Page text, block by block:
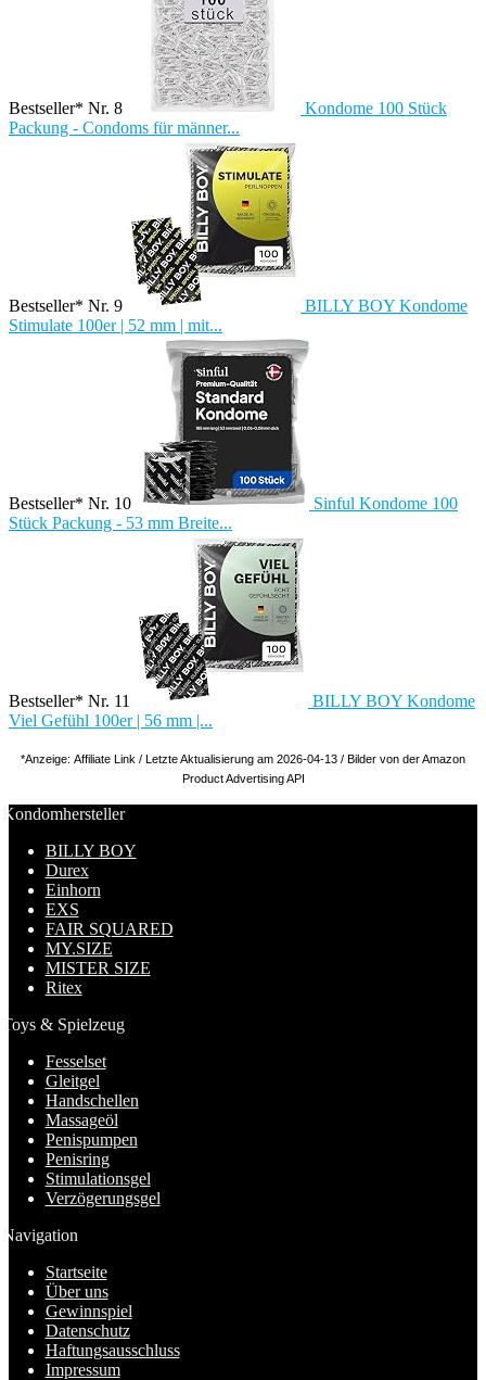
Bestseller* Nr. 8
Kondome 100 Stück
Packung - Condoms für männer...
Bestseller* Nr. 9
BILLY BOY Kondome
Stimulate 100er | 52 mm | mit...
Bestseller* Nr. 10
Sinful Kondome 100
Stück Packung - 53 mm Breite...
Bestseller* Nr. 11
BILLY BOY Kondome
Viel Gefühl 100er | 56 mm |...
*Anzeige: Affiliate Link / Letzte Aktualisierung am 2026-04-13 / Bilder von der Amazon
Product Advertising API
Kondomhersteller
BILLY BOY
Durex
Einhorn
EXS
FAIR SQUARED
MY.SIZE
MISTER SIZE
Ritex
Toys & Spielzeug
Fesselset
Gleitgel
Handschellen
Massageöl
Penispumpen
Penisring
Stimulationsgel
Verzögerungsgel
Navigation
Startseite
Über uns
Gewinnspiel
Datenschutz
Haftungsausschluss
Impressum